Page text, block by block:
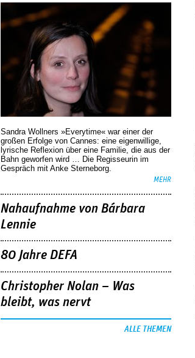
Sandra Wollners »Everytime« war einer der
großen Erfolge von Cannes: eine eigenwillige,
lyrische Reflexion über eine ­Familie, die aus der
Bahn geworfen wird … Die Regisseurin im
Gespräch mit Anke Sterneborg.
MEHR
Nahaufnahme von Bárbara
Lennie
80 Jahre DEFA
Christopher Nolan – Was
bleibt, was nervt
ALLE THEMEN